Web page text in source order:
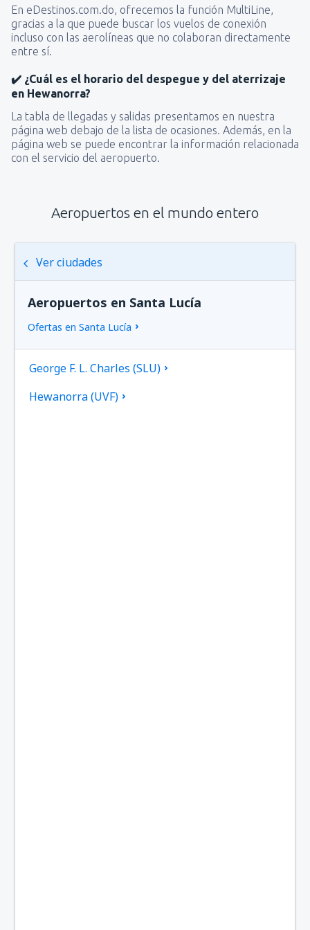
En eDestinos.com.do, ofrecemos la función MultiLine,
gracias a la que puede buscar los vuelos de conexión
incluso con las aerolíneas que no colaboran directamente
entre sí.
✔️ ¿Cuál es el horario del despegue y del aterrizaje
en Hewanorra?
La tabla de llegadas y salidas presentamos en nuestra
página web debajo de la lista de ocasiones. Además, en la
página web se puede encontrar la información relacionada
con el servicio del aeropuerto.
Aeropuertos en el mundo entero
Ver ciudades
Aeropuertos en Santa Lucía
Ofertas en Santa Lucía
George F. L. Charles (SLU)
Hewanorra (UVF)